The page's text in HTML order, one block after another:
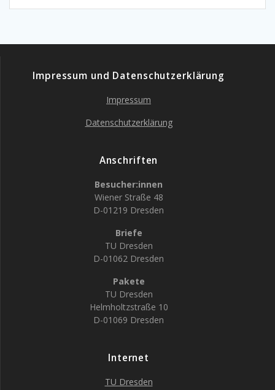
Impressum und Datenschutzerklärung
Impressum
Datenschutzerklärung
Anschriften
Besucher:innen
Wiener Straße 48
D-01219 Dresden
Briefe
TU Dresden
D-01062 Dresden
Pakete
TU Dresden
Helmholtzstraße 10
D-01069 Dresden
Internet
TU Dresden